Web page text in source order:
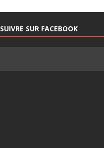
SUIVRE SUR FACEBOOK